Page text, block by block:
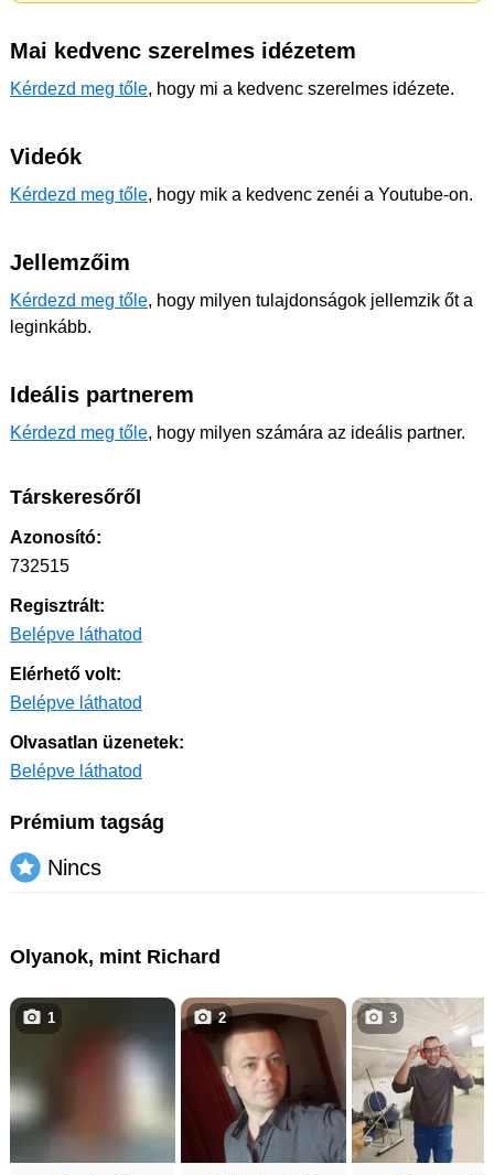
Mai kedvenc szerelmes idézetem
Kérdezd meg tőle, hogy mi a kedvenc szerelmes idézete.
Videók
Kérdezd meg tőle, hogy mik a kedvenc zenéi a Youtube-on.
Jellemzőim
Kérdezd meg tőle, hogy milyen tulajdonságok jellemzik őt a
leginkább.
Ideális partnerem
Kérdezd meg tőle, hogy milyen számára az ideális partner.
Társkeresőről
Azonosító:
732515
Regisztrált:
Belépve láthatod
Elérhető volt:
Belépve láthatod
Olvasatlan üzenetek:
Belépve láthatod
Prémium tagság
Nincs
Olyanok, mint Richard
1 2 3